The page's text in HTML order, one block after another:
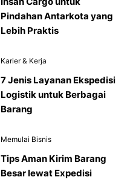
Pindahan Antarkota yang
Lebih Praktis
Karier & Kerja
7 Jenis Layanan Ekspedisi
Logistik untuk Berbagai
Barang
Memulai Bisnis
Tips Aman Kirim Barang
Besar lewat Expedisi